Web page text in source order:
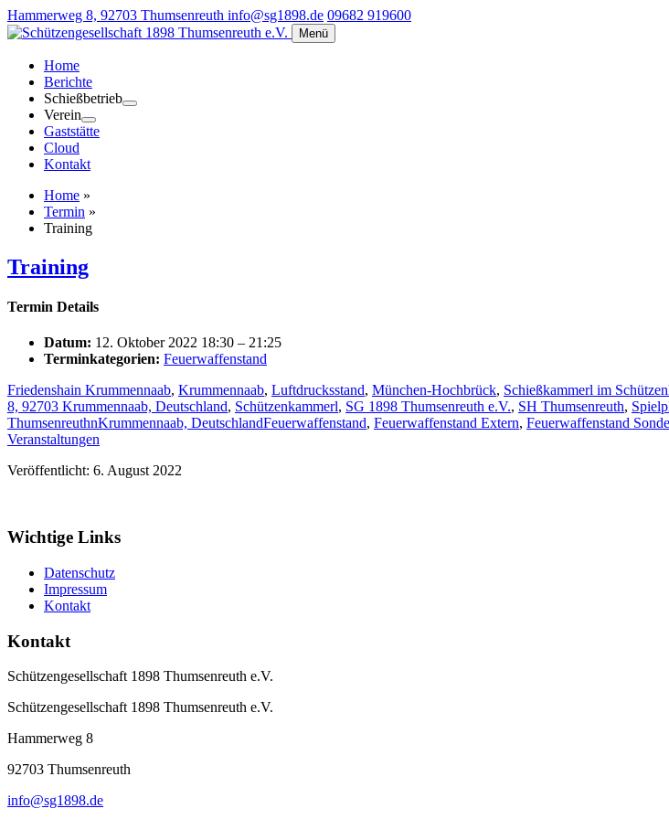
Hammerweg 8, 92703 Thumsenreuth info@sg1898.de 09682 919600
Menü
Home
Berichte
Schießbetrieb
Verein
Gaststätte
Cloud
Kontakt
Home »
Termin »
Training
Training
Termin Details
Datum: 12. Oktober 2022 18:30 – 21:25
Terminkategorien: Feuerwaffenstand
Friedenshain Krummennaab, Krummennaab, Luftdrucksstand, München-Hochbrück, Schießkammerl im
8, 92703 Krummennaab, Deutschland, Schützenkammerl, SG 1898 Thumsenreuth e.V., SH Thumsenreuth,
ThumsenreuthnKrummennaab, DeutschlandFeuerwaffenstand, Feuerwaffenstand Extern, Feuerwaffenstand
Veranstaltungen
Veröffentlicht: 6. August 2022
Wichtige Links
Datenschutz
Impressum
Kontakt
Kontakt
Schützengesellschaft 1898 Thumsenreuth e.V.
Schützengesellschaft 1898 Thumsenreuth e.V.
Hammerweg 8
92703 Thumsenreuth
info@sg1898.de